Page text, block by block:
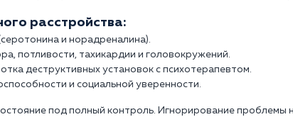
расстройства:
и норадреналина).
потливости, тахикардии и головокружений.
деструктивных установок с психотерапевтом.
и социальной уверенности.
под полный контроль. Игнорирование